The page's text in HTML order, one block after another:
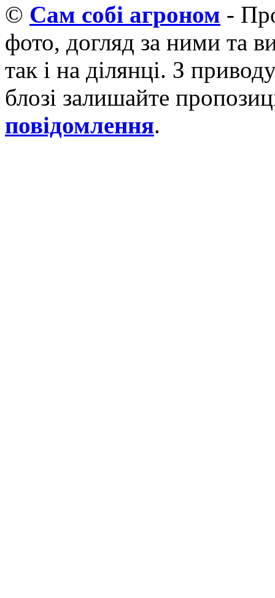
© Cам собі агроном -
фото, догляд за ними та
так і на ділянці. З
блозі залишайте
повідомлення.